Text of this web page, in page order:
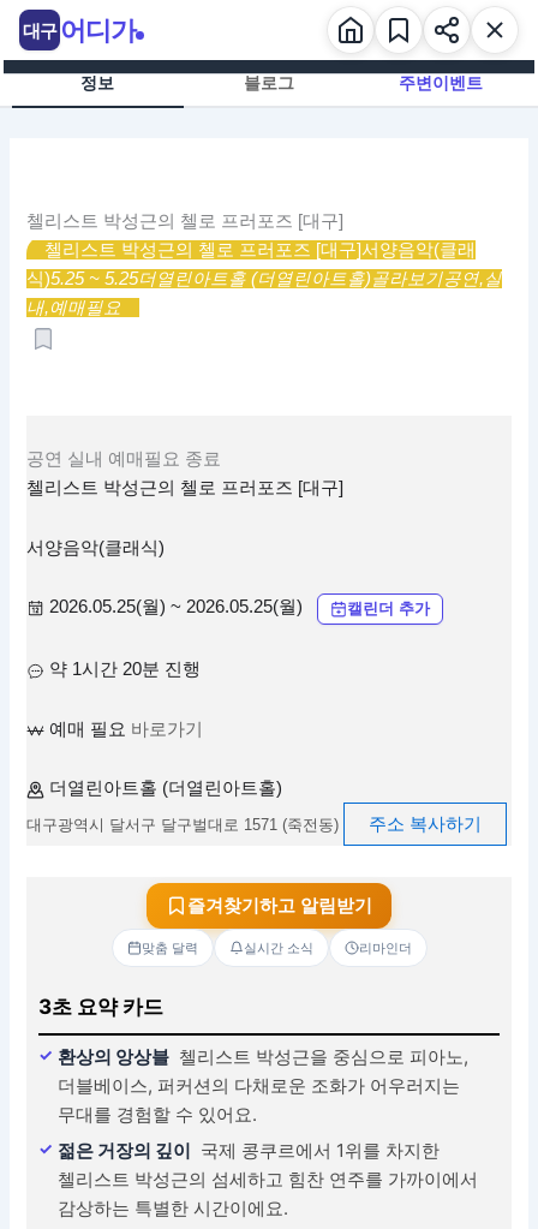
츠
정보 블로그 주변이벤트
첼리스트 박성근의 첼로 프러포즈 [대구]
첼리스트 박성근의 첼로 프러포즈 [대구]서양음악(클래
식)5.25 ~ 5.25더열린아트홀 (더열린아트홀)골라보기공연,실
내,예매필요
공연 실내 예매필요 종료
첼리스트 박성근의 첼로 프러포즈 [대구]
서양음악(클래식)
2026.05.25(월) ~ 2026.05.25(월) 캘린더 추가
약 1시간 20분 진행
예매 필요 바로가기
더열린아트홀 (더열린아트홀)
대구광역시 달서구 달구벌대로 1571 (죽전동) 주소 복사하기
즐겨찾기하고 알림받기
맞춤 달력 실시간 소식 리마인더
3초 요약 카드
환상의 앙상블 첼리스트 박성근을 중심으로 피아노,
더블베이스, 퍼커션의 다채로운 조화가 어우러지는
무대를 경험할 수 있어요.
젊은 거장의 깊이 국제 콩쿠르에서 1위를 차지한
첼리스트 박성근의 섬세하고 힘찬 연주를 가까이에서
감상하는 특별한 시간이에요.
대구 어디가